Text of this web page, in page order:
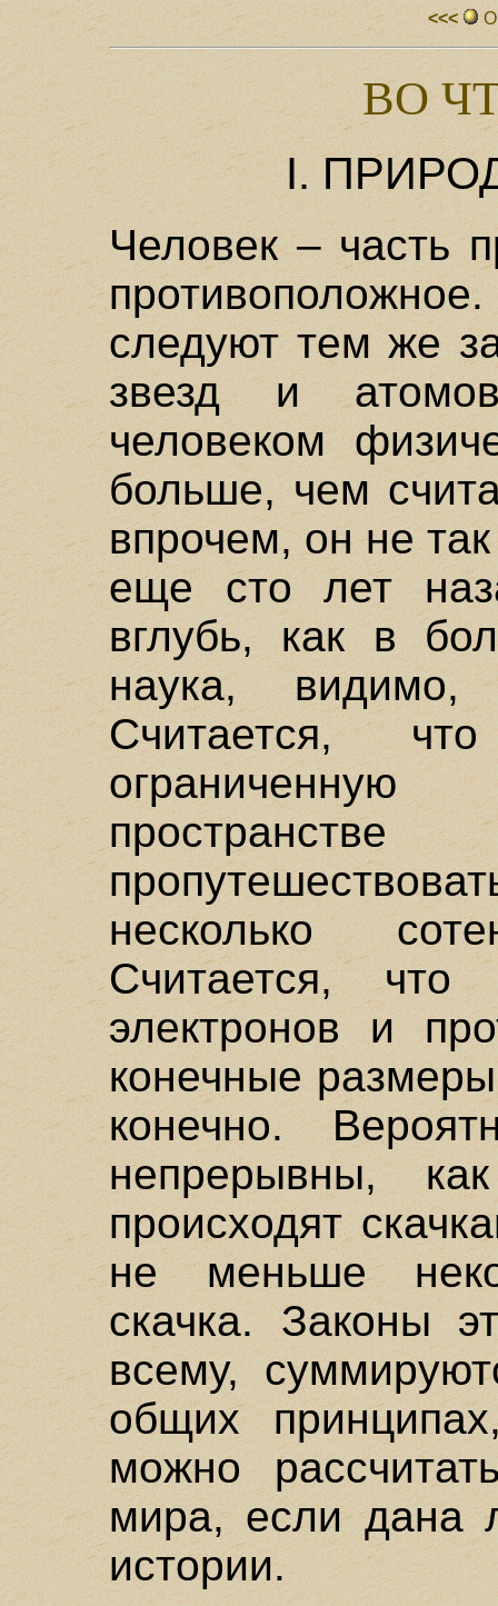
<<<
ВО
I.
Человек – часть
следуют тем же
звезд и
человеком
больше, чем
впрочем, он не
еще сто лет
вглубь, как в
наука, видимо,
Считается,
несколько
Считается,
электронов и
конечные
конечно.
непрерывны,
происходят
не меньше
скачка. Законы
всему,
общих
можно
мира, если дана
истории.